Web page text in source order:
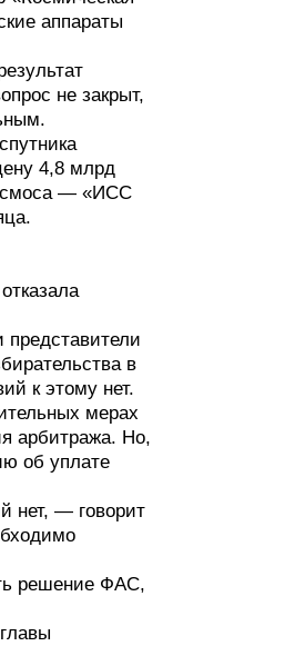
аппараты
не закрыт,
4,8 млрд
— «ИСС
в
к этому нет.
мерах
арбитража. Но,
об уплате
нет, — говорит
решение ФАС,